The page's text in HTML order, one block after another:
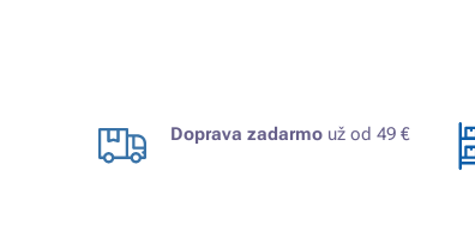
Doprava zadarmo už od 49 €